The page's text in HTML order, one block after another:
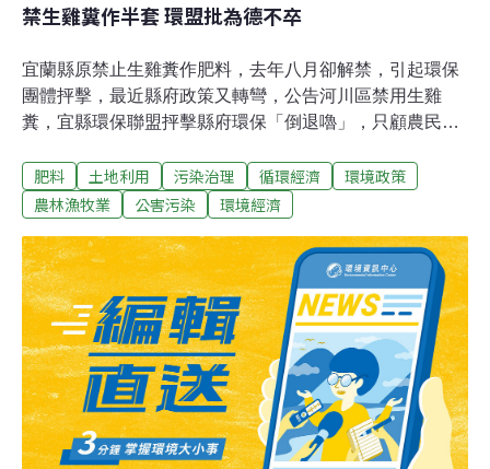
禁生雞糞作半套 環盟批為德不卒
宜蘭縣原禁止生雞糞作肥料，去年八月卻解禁，引起環保
團體抨擊，最近縣府政策又轉彎，公告河川區禁用生雞
糞，宜縣環保聯盟抨擊縣府環保「倒退嚕」，只顧農民生
殘留抗生素、重金屬，會造成土壤酸化、水源污染，法令
鬆綁，生雞糞問題會更加嚴重。環保聯盟理事長張捷隆批
農地等其他地區卻可以用，難道不會污染土壤或地下水？
只禁河川地就是「唯德不足」，環保聯盟將向縣府提出異
議。對於環盟質疑，環保局長鄒燦陽傲慢的說：「不然你
來作（當局長），你來訂。」還拗說，沒有開放使用生雞
糞，不要抓語病，污染還是要處罰；後來才改口將再討
論，研議恢復全面禁用生雞糞的政策。
肥料 土地利用 污染治理 循環經濟
環境政策
農林漁牧業
公害污染 環境經濟